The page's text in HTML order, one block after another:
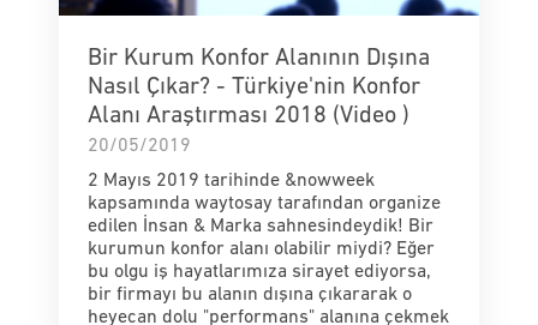
Bir Kurum Konfor Alanının Dışına
Nasıl Çıkar? - Türkiye'nin Konfor
Alanı Araştırması 2018 (Video )
20/05/2019
2 Mayıs 2019 tarihinde &nowweek
kapsamında waytosay tarafından organize
edilen İnsan & Marka sahnesindeydik! Bir
kurumun konfor alanı olabilir miydi? Eğer
bu olgu iş hayatlarımıza sirayet ediyorsa,
bir firmayı bu alanın dışına çıkararak o
heyecan dolu "performans" alanına çekmek